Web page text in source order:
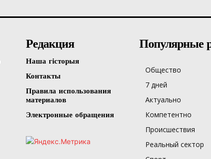
Редакция
Наша гісторыя
Контакты
Правила использования
материалов
Электронные обращения
Популярные
Общество
7 дней
Актуально
Компетентно
Происшествия
Реальный сектор